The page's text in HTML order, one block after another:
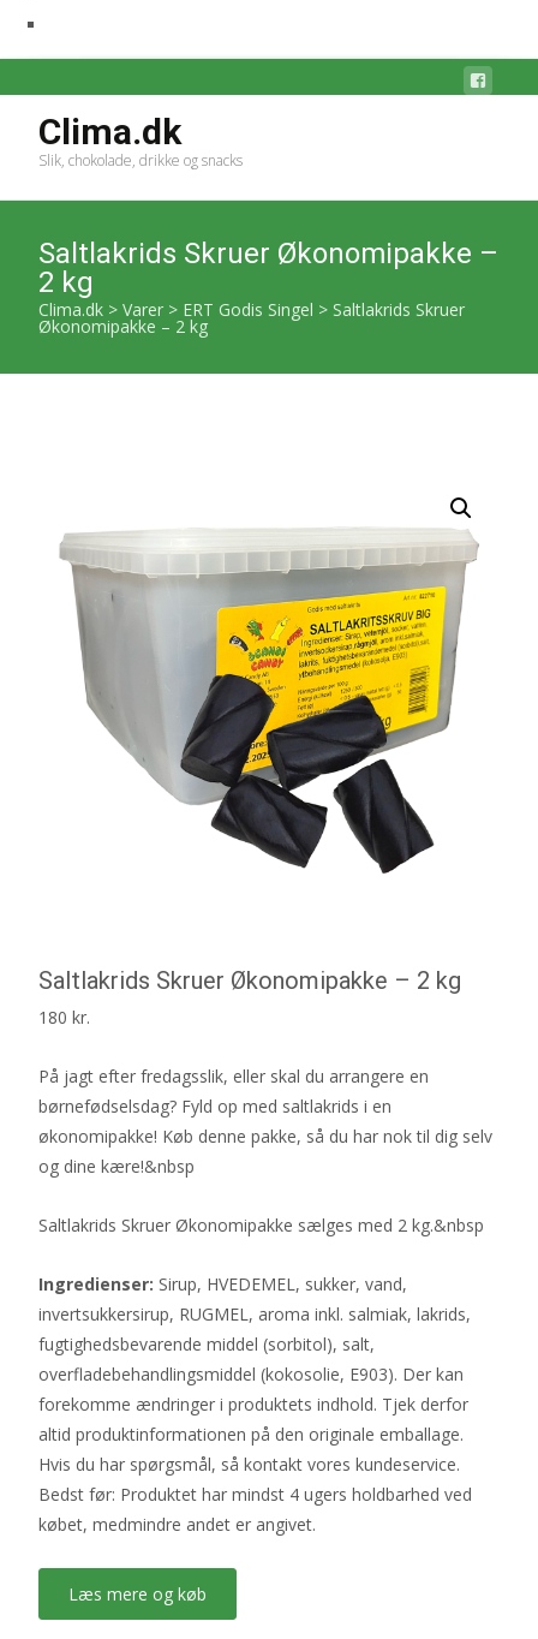
Clima.dk
Slik, chokolade, drikke og snacks
Saltlakrids Skruer Økonomipakke –
2 kg
Clima.dk > Varer > ERT Godis Singel > Saltlakrids Skruer
Økonomipakke – 2 kg
Saltlakrids Skruer Økonomipakke – 2 kg
180 kr.
På jagt efter fredagsslik, eller skal du arrangere en
børnefødselsdag? Fyld op med saltlakrids i en
økonomipakke! Køb denne pakke, så du har nok til dig selv
og dine kære!&nbsp
Saltlakrids Skruer Økonomipakke sælges med 2 kg.&nbsp
Ingredienser: Sirup, HVEDEMEL, sukker, vand,
invertsukkersirup, RUGMEL, aroma inkl. salmiak, lakrids,
fugtighedsbevarende middel (sorbitol), salt,
overfladebehandlingsmiddel (kokosolie, E903). Der kan
forekomme ændringer i produktets indhold. Tjek derfor
altid produktinformationen på den originale emballage.
Hvis du har spørgsmål, så kontakt vores kundeservice.
Bedst før: Produktet har mindst 4 ugers holdbarhed ved
købet, medmindre andet er angivet.
Læs mere og køb